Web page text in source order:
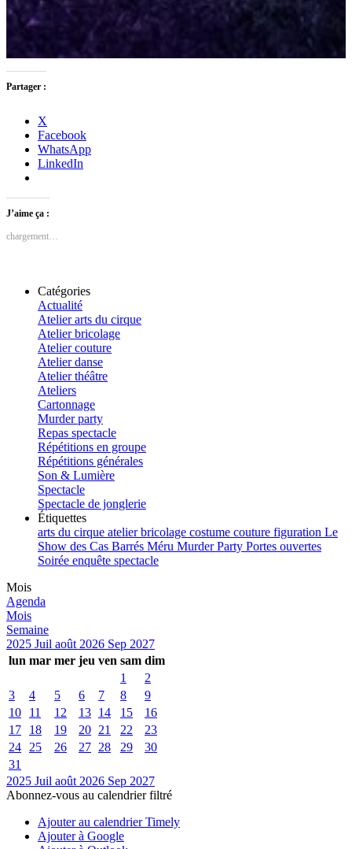
Partager :
X
Facebook
WhatsApp
LinkedIn
J’aime ça :
chargement…
Catégories
Actualité
Atelier arts du cirque
Atelier bricolage
Atelier couture
Atelier danse
Atelier théâtre
Ateliers
Cartonnage
Murder party
Repas spectacle
Répétitions en groupe
Répétitions générales
Son & Lumière
Spectacle
Spectacle de jonglerie
Étiquettes
arts du cirque atelierbricolage costume couture figuration Le
Show des Cas Barrés Méru Murder Party Portes ouvertes
Soirée enquête spectacle
Mois
Agenda
Mois
Semaine
2025 Juil août 2026 Sep 2027
lun mar mer jeu ven sam dim
1
2
3
4 5 6 7 8
9
10
11 12 13 14 15
16
17
18 19 20 21 22
23
24
25 26 27 28 29
30
31
2025 Juil août 2026 Sep 2027
Abonnez-vous au calendrier filtré
Ajouter au calendrier Timely
Ajouter à Google